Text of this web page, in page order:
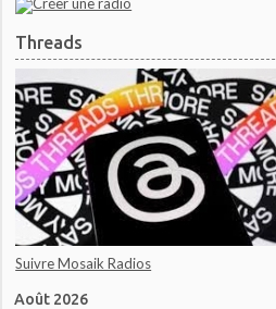
Threads
Suivre Mosaik Radios
Août 2026